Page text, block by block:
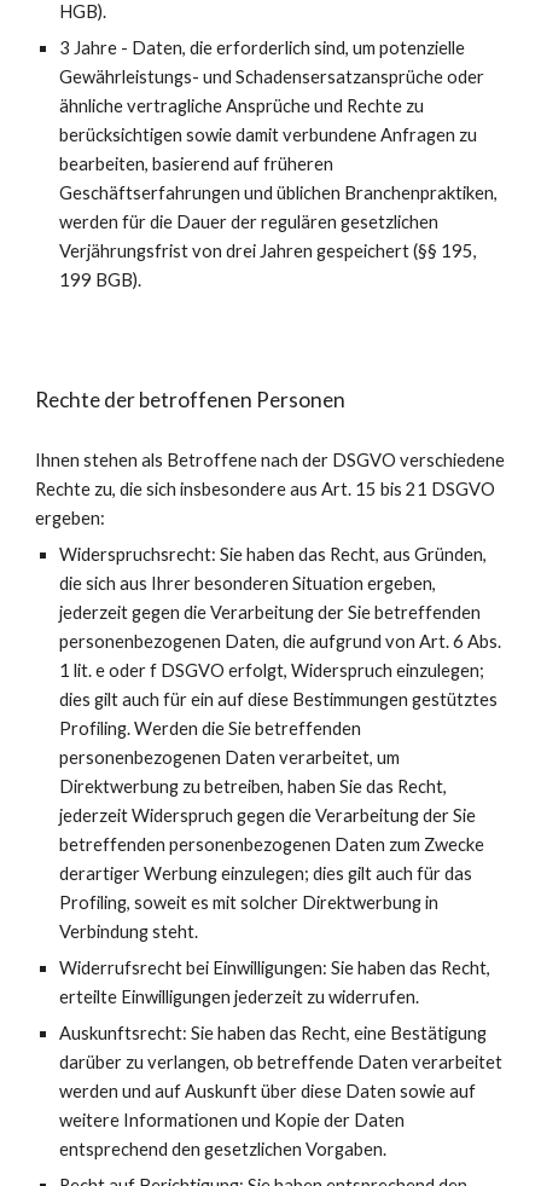
HGB).
3 Jahre - Daten, die erforderlich sind, um potenzielle
Gewährleistungs- und Schadensersatzansprüche oder
ähnliche vertragliche Ansprüche und Rechte zu
berücksichtigen sowie damit verbundene Anfragen zu
bearbeiten, basierend auf früheren
Geschäftserfahrungen und üblichen Branchenpraktiken,
werden für die Dauer der regulären gesetzlichen
Verjährungsfrist von drei Jahren gespeichert (§§ 195,
199 BGB).
Rechte der betroffenen Personen
Ihnen stehen als Betroffene nach der DSGVO verschiedene
Rechte zu, die sich insbesondere aus Art. 15 bis 21 DSGVO
ergeben:
Widerspruchsrecht: Sie haben das Recht, aus Gründen,
die sich aus Ihrer besonderen Situation ergeben,
jederzeit gegen die Verarbeitung der Sie betreffenden
personenbezogenen Daten, die aufgrund von Art. 6 Abs.
1 lit. e oder f DSGVO erfolgt, Widerspruch einzulegen;
dies gilt auch für ein auf diese Bestimmungen gestütztes
Profiling. Werden die Sie betreffenden
personenbezogenen Daten verarbeitet, um
Direktwerbung zu betreiben, haben Sie das Recht,
jederzeit Widerspruch gegen die Verarbeitung der Sie
betreffenden personenbezogenen Daten zum Zwecke
derartiger Werbung einzulegen; dies gilt auch für das
Profiling, soweit es mit solcher Direktwerbung in
Verbindung steht.
Widerrufsrecht bei Einwilligungen: Sie haben das Recht,
erteilte Einwilligungen jederzeit zu widerrufen.
Auskunftsrecht: Sie haben das Recht, eine Bestätigung
darüber zu verlangen, ob betreffende Daten verarbeitet
werden und auf Auskunft über diese Daten sowie auf
weitere Informationen und Kopie der Daten
entsprechend den gesetzlichen Vorgaben.